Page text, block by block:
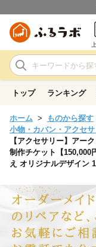
トップ ランキング
ホーム ものから探す
小物・カバン・アクセ
【アクセサリー】アー
制作チケット【150,000
え オリジナルデザイン